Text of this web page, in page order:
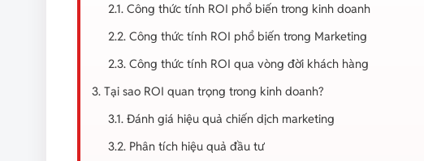
2.1. Công thức tính ROI phổ biến trong kinh doanh
2.2. Công thức tính ROI phổ biến trong Marketing
2.3. Công thức tính ROI qua vòng đời khách hàng
3. Tại sao ROI quan trọng trong kinh doanh?
3.1. Đánh giá hiệu quả chiến dịch marketing
3.2. Phân tích hiệu quả đầu tư